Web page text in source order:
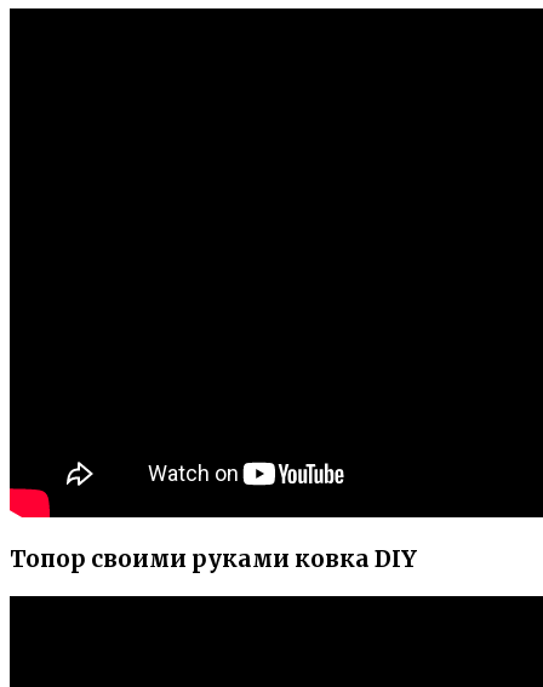
Топор своими руками ковка DIY